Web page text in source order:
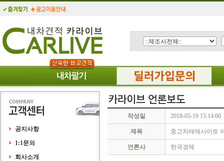
공지사항
1:1문의
회사소개
작성일 2018-05-19 15:14:00
제목 중고차매매사이트
언론사 한국경제